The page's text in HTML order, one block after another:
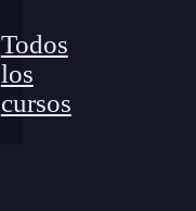
Todos
los
cursos